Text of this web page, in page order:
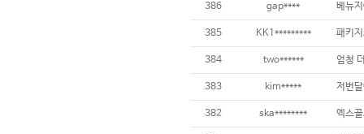
386 gap****
385 KK1*********
384 two******
383 kim*****
382 ska********